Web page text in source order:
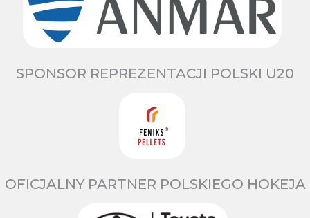
SPONSOR REPREZENTACJI POLSKI U20
OFICJALNY PARTNER POLSKIEGO HOKEJA